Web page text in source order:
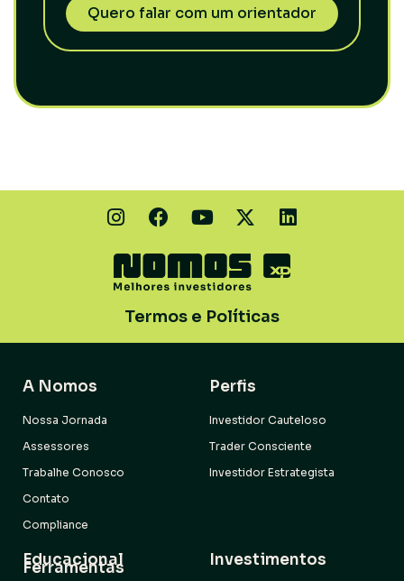
Quero falar com um orientador
Termos e Políticas
A Nomos
Nossa Jornada
Assessores
Trabalhe Conosco
Contato
Compliance
Perfis
Investidor Cauteloso
Trader Consciente
Investidor Estrategista
Educacional Investimentos
Ferramentas